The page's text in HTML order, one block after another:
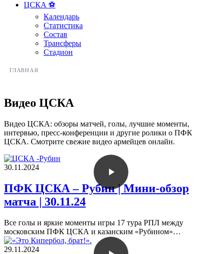
ЦСКА ⚽️
Календарь
Статистика
Состав
Трансферы
Стадион
ГЛАВНАЯ
Видео ЦСКА
Видео ЦСКА: обзоры матчей, голы, лучшие моменты,
интервью, пресс-конференции и другие ролики о ПФК
ЦСКА. Смотрите свежие видео армейцев онлайн.
30.11.2024
ПФК ЦСКА – Рубин | Мини-обзор
матча | 30.11.24
Все голы и яркие моменты игры 17 тура РПЛ между
московским ПФК ЦСКА и казанским «Рубином»…
29.11.2024